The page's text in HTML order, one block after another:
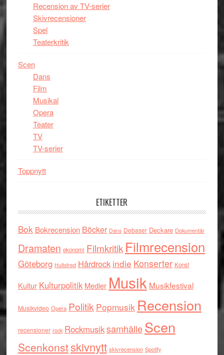
Recension av TV-serier
Skivrecensioner
Spel
Teaterkritik
Scen
Dans
Film
Musikal
Opera
Teater
TV
TV-serier
Toppnytt
ETIKETTER
Bok Bokrecension Böcker Dans Debaser Deckare Dokumentär
Dramaten ekonomi Filmkritik Filmrecension
Göteborg Hultsfred Hårdrock indie Konserter Konst
Kultur Kulturpolitik Medier Musik Musikfestival
Musikvideo Opera Politik Popmusik Recension
recensioner rock RockmusiksamhälleScen
Scenkonstskivnytt skivrecension Spotify